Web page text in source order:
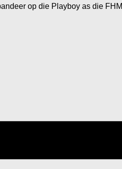
op die Playboy as die